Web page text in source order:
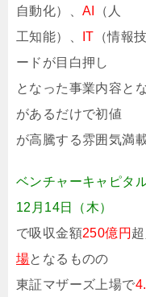
自動化）、 AI
（人
工知能）、
IT （情報
ードが目白押し
となった事業内容と
があるだけで初値
が高騰する雰囲気満
ベンチャーキャピタ
12月14日（木）
で吸収金額250億円
場となるものの
東証マザーズ上場で